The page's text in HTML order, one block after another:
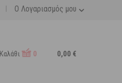
Ο Λογαριασμός μου
|
Καλάθι 0 0,00 €